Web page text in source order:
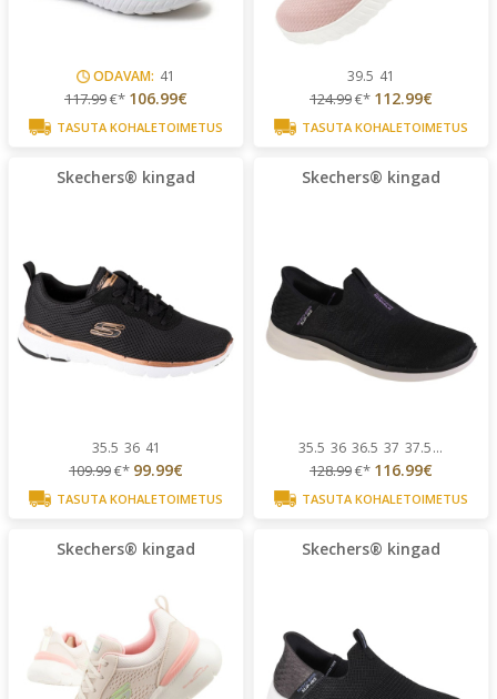
ODAVAM: 41
117.99€* 106.99€
TASUTA KOHALETOIMETUS
39.5 41
124.99€* 112.99€
TASUTA KOHALETOIMETUS
Skechers® kingad
35.5 36 41
109.99€* 99.99€
TASUTA KOHALETOIMETUS
Skechers® kingad
35.5 36 36.5 37 37.5...
128.99€* 116.99€
TASUTA KOHALETOIMETUS
Skechers® kingad Skechers® kingad